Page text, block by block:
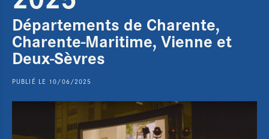
Départements de Charente,
Charente-Maritime, Vienne et
Deux-Sèvres
PUBLIÉ LE 10/06/2025